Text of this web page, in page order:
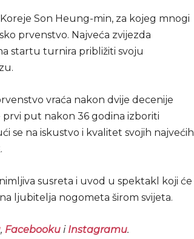
Son Heung-min, za kojeg mnogi
prvenstvo. Najveća zvijezda
startu turnira približiti svoju
vraća nakon dvije decenije
put nakon 36 godina izboriti
se na iskustvo i kvalitet svojih najvećih
susreta i uvod u spektakl koji će
ljubitelja nogometa širom svijeta.
, Facebookui Instagramu.